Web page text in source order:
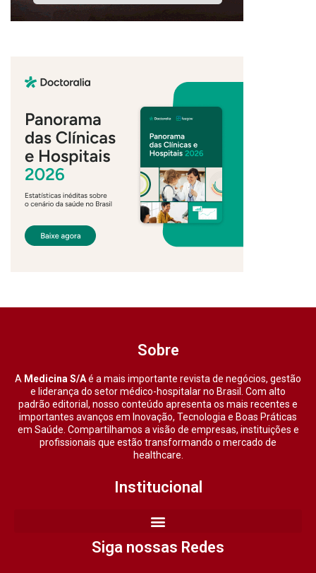
Sobre
A Medicina S/Aé a mais importante revista de negócios, gestão
e liderança do setor médico-hospitalar no Brasil. Com alto
padrão editorial, nosso conteúdo apresenta os mais recentes e
importantes avanços em Inovação, Tecnologia e Boas Práticas
em Saúde. Compartilhamos a visão de empresas, instituições e
profissionais que estão transformando o mercado de
healthcare.
Institucional
Siga nossas Redes